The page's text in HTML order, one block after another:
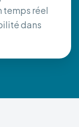
temps réel
dans